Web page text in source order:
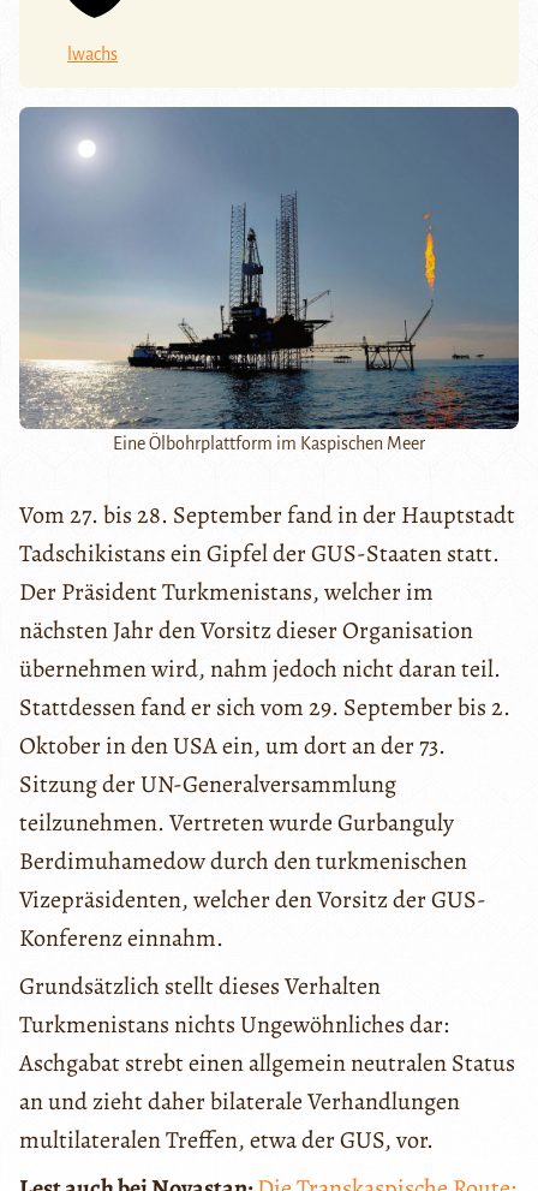
lwachs
Eine Ölbohrplattform im Kaspischen Meer
Vom 27. bis 28. September fand in der Hauptstadt
Tadschikistans ein Gipfel der GUS-Staaten statt.
Der Präsident Turkmenistans, welcher im
nächsten Jahr den Vorsitz dieser Organisation
übernehmen wird, nahm jedoch nicht daran teil.
Stattdessen fand er sich vom 29. September bis 2.
Oktober in den USA ein, um dort an der 73.
Sitzung der UN-Generalversammlung
teilzunehmen. Vertreten wurde Gurbanguly
Berdimuhamedow durch den turkmenischen
Vizepräsidenten, welcher den Vorsitz der GUS-
Konferenz einnahm.
Grundsätzlich stellt dieses Verhalten
Turkmenistans nichts Ungewöhnliches dar:
Aschgabat strebt einen allgemein neutralen Status
an und zieht daher bilaterale Verhandlungen
multilateralen Treffen, etwa der GUS, vor.